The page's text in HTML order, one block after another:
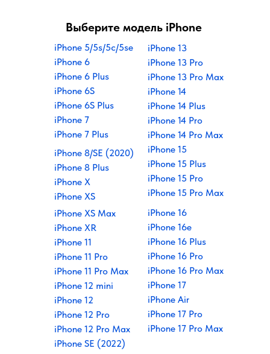
Выберите модель iPhone
iPhone 5/5s/5c/5se
iPhone 6
iPhone 6 Plus
iPhone 6S
iPhone 6S Plus
iPhone 7
iPhone 7 Plus
iPhone 8/SE (2020)
iPhone 8 Plus
iPhone X
iPhone XS
iPhone 13
iPhone 13 Pro
iPhone 13 Pro Max
iPhone 14
iPhone 14 Plus
iPhone 14 Pro
iPhone 14 Pro Max
iPhone 15
iPhone 15 Plus
iPhone 15 Pro
iPhone 15 Pro Max
iPhone 16
iPhone 16e
iPhone 16 Plus
iPhone 16 Pro
iPhone 16 Pro Max
iPhone 17
iPhone Air
iPhone 17 Pro
iPhone 17 Pro Max
iPhone XS Max
iPhone XR
iPhone 11
iPhone 11 Pro
iPhone 11 Pro Max
iPhone 12 mini
iPhone 12
iPhone 12 Pro
iPhone 12 Pro Max
iPhone SE (2022)